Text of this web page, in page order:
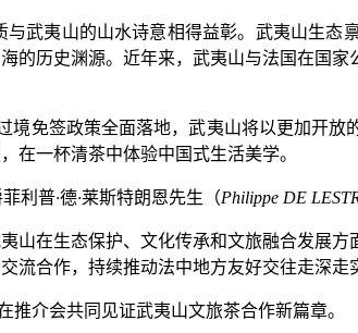
武夷山的山水诗意相得益彰。武夷山生
历史渊源。近年来，武夷山与法国在国家
境免签政策全面落地，武夷山将以更加开
在一杯清茶中体验中国式生活美学。
利普·德·莱斯特朗恩先生（Philippe DE
在生态保护、文化传承和文旅融合发展
流合作，持续推动法中地方友好交往走深走
推介会共同见证武夷山文旅茶合作新篇章。